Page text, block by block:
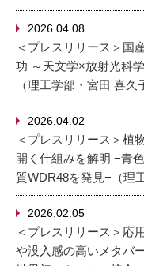
2026.04.08
＜プレスリリース＞国
功 ～天文学×放射光科
（理工学部・宮田 喜久
2026.04.02
＜プレスリリース＞植
開く仕組みを解明 −青
質WDR48を発見−（理
2026.02.05
＜プレスリリース＞応
や没入感の高いメタバ